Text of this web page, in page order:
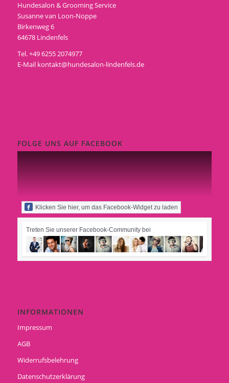
Hundesalon & Grooming Service
Susanne van Loon-Noppe
Birkenweg 6
64678 Lindenfels
Tel. +49 6255 2074977
E-Mail kontakt@hundesalon-lindenfels.de
FOLGE UNS AUF FACEBOOK
Klicken Sie hier, um das Facebook-Widget zu laden
Treten Sie unserer Facebook-Community bei
INFORMATIONEN
Impressum
AGB
Widerrufsbelehrung
Datenschutzerklärung